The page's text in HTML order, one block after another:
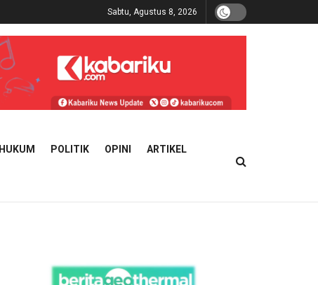
Sabtu, Agustus 8, 2026
HUKUM POLITIK OPINI ARTIKEL